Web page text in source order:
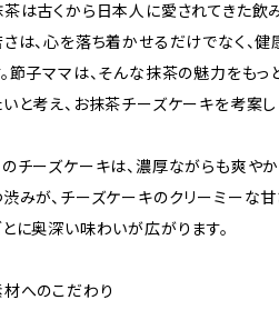
茶は古くから日本人に愛されてきた飲
は、心を落ち着かせるだけでなく、
節子ママは、そんな抹茶の魅力をもっ
いと考え、お抹茶チーズケーキを考案し
のチーズケーキは、濃厚ながらも爽や
渋みが、チーズケーキのクリーミーな
とに奥深い味わいが広がります。
材へのこだわり